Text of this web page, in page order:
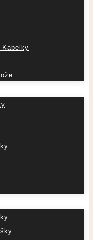
Kabelky